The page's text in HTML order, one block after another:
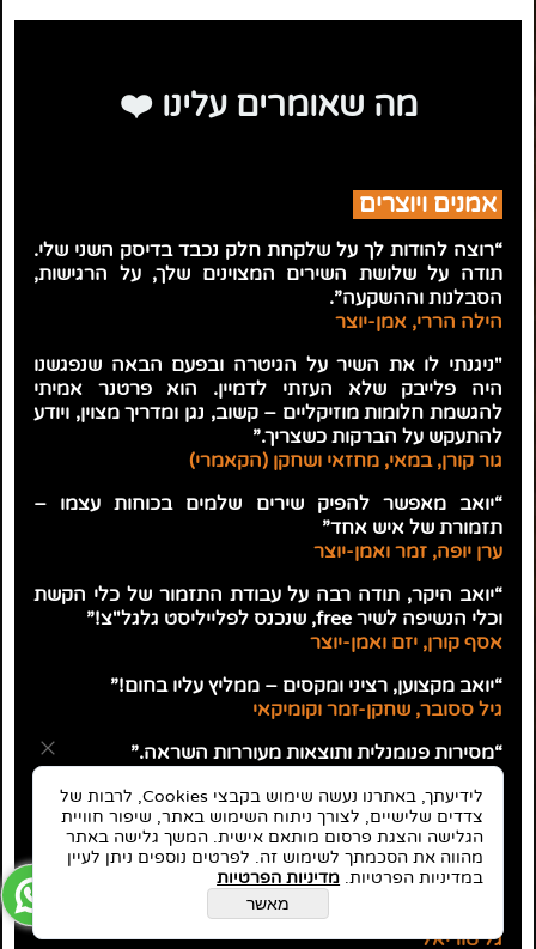
מה שאומרים עלינו ❤️
אמנים ויוצרים
“רוצה להודות לך על שלקחת חלק נכבד בדיסק השני שלי.
תודה על שלושת השירים המצוינים שלך, על הרגישות,
הסבלנות וההשקעה”.
הילה הררי, אמן-יוצר
"ניגנתי לו את השיר על הגיטרה ובפעם הבאה שנפגשנו
היה פלייבק שלא העזתי לדמיין. הוא פרטנר אמיתי
להגשמת חלומות מוזיקליים – קשוב, נגן ומדריך מצוין, ויודע
להתעקש על הברקות כשצריך.”
גור קורן, במאי, מחזאי ושחקן (הקאמרי)
“יואב מאפשר להפיק שירים שלמים בכוחות עצמו –
תזמורת של איש אחד”
ערן יופה, זמר ואמן-יוצר
“יואב היקר, תודה רבה על עבודת התזמור של כלי הקשת
וכלי הנשיפה לשיר free, שנכנס לפלייליסט גלגל"צ!”
אסף קורן, יזם ואמן-יוצר
“יואב מקצוען, רציני ומקסים – ממליץ עליו בחום!”
גיל ססובר, שחקן-זמר וקומיקאי
“מסירות פנומנלית ותוצאות מעוררות השראה.”
תמרה מומצוגלו, יזמית Eva Greentech ומוסיקאית
״תהליך הקלטת השירה היה פורה מאוד מבחינתי. יואב
הנחה אותי בדיוק רב איך לשיר ולתת לרגש להיות נוכח. הוא
באמת משקיע את כל כולו בכל פרויקט שהוא נכנס אליו, עד
כדי כך, שקיבלתי ממנו שיחה בלילה, על כך שהוא הוסיף
״ליין״ לפזמון שהקפיץ את השיר למעלה.
גל טוריאל
לידיעתך, באתרנו נעשה שימוש בקבצי Cookies, לרבות של
צדדים שלישיים, לצורך ניתוח השימוש באתר, שיפור חוויית
הגלישה והצגת פרסום מותאם אישית. המשך גלישה באתר
מהווה את הסכמתך לשימוש זה. לפרטים נוספים ניתן לעיין
במדיניות הפרטיות. מדיניות הפרטיות
מאשר